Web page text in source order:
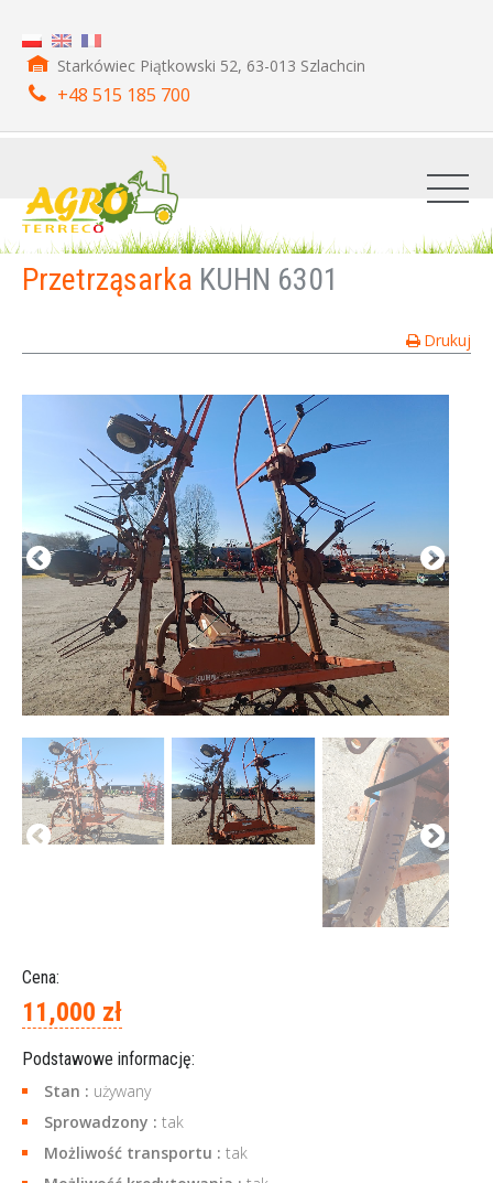
Starkówiec Piątkowski 52, 63-013 Szlachcin
+48 515 185 700
Przetrząsarka KUHN 6301
Drukuj
Cena:
11,000 zł
Podstawowe informację:
Stan : używany
Sprowadzony : tak
Możliwość transportu : tak